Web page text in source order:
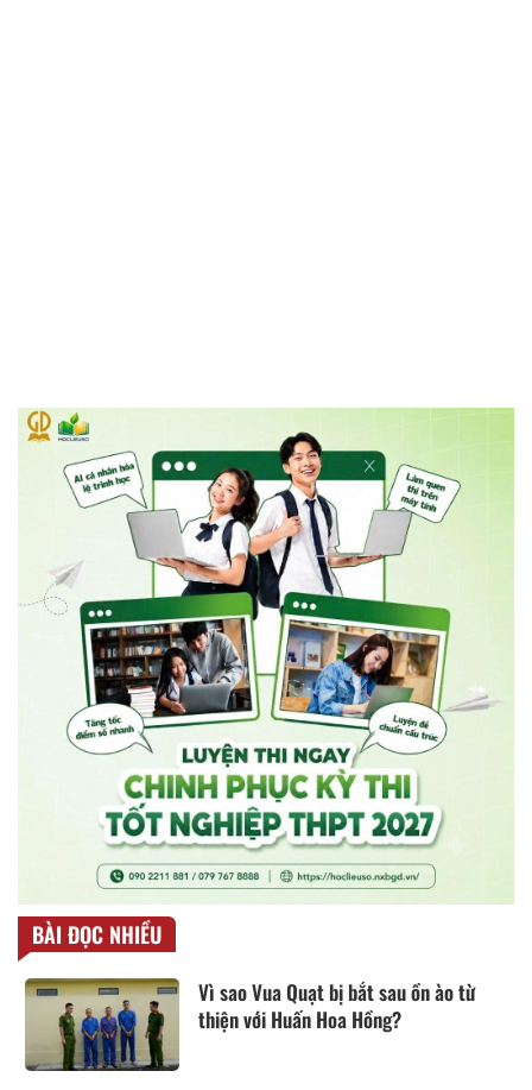
BÀI ĐỌC NHIỀU
Vì sao Vua Quạt bị bắt sau ồn ào từ
thiện với Huấn Hoa Hồng?